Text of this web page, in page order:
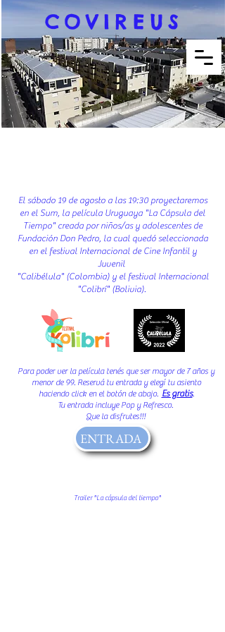
COVIREUS
El sábado 19 de agosto a las 19:30 proyectaremos
en el Sum, la película Uruguaya "La Cápsula del
Tiempo" creada por niños/as y adolescentes de
Fundación Don Pedro, la cual quedó seleccionada
en el festival Internacional de Cine Infantil y
Juvenil
"Calibélula" (Colombia) y el festival Internacional
"Colibrí" (Bolivia).
Para poder ver la película tenés que ser mayor de 7 años y
menor de 99. Reservá tu entrada y elegí tu asiento
haciendo click en el botón de abajo. Es gratis.
Tu entrada incluye Pop y Refresco.
Que la disfrutes!!!
ENTRADA
Trailer "La cápsula del tiempo"